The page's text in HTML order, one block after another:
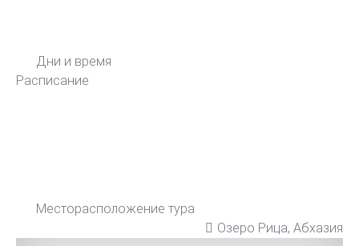
Дни и время
Расписание
Месторасположение тура
Озеро Рица, Абхазия